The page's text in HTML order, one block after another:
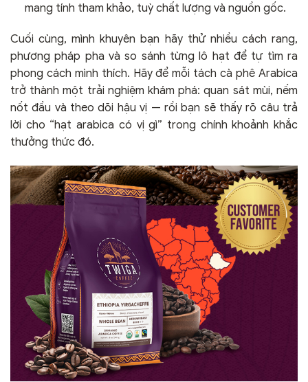
mang tính tham khảo, tuỳ chất lượng và nguồn gốc.
Cuối cùng, mình khuyên bạn hãy thử nhiều cách rang,
phương pháp pha và so sánh từng lô hạt để tự tìm ra
phong cách mình thích. Hãy để mỗi tách cà phê Arabica
trở thành một trải nghiệm khám phá: quan sát mùi, nếm
nốt đầu và theo dõi hậu vị — rồi bạn sẽ thấy rõ câu trả
lời cho “hạt arabica có vị gì” trong chính khoảnh khắc
thưởng thức đó.